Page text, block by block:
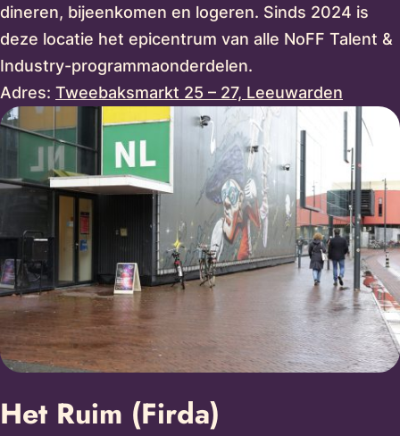
dineren, bijeenkomen en logeren. Sinds 2024 is
deze locatie het epicentrum van alle NoFF Talent &
Industry-programmaonderdelen.
Adres: Tweebaksmarkt 25 – 27, Leeuwarden
Het Ruim (Firda)